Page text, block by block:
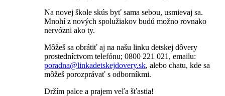
Na novej škole skús byť sama sebou, usmievaj sa.
Mnohí z nových spolužiakov budú možno rovnako
nervózni ako ty.
Môžeš sa obrátiť aj na našu linku detskej dôvery
prostedníctvom telefónu; 0800 221 021, emailu:
poradna@linkadetskejdovery.sk, alebo chatu, kde sa
môžeš porozprávať s odborníkmi.
Držím palce a prajem veľa šťastia!